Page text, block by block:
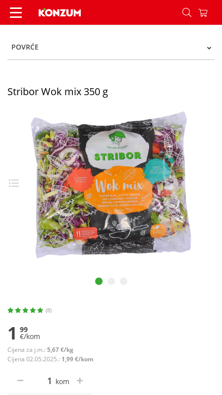
Stribor Wok mix 350 g - Konzum
POVRĆE
Stribor Wok mix 350 g
(8)
1 99
€/kom
Cijena za j.m.: 5,67 €/kg
Cijena 02.05.2025.: 1,99 €/kom
kom